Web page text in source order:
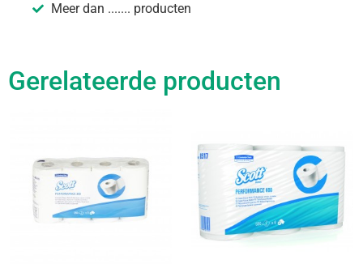
Meer dan ....... producten
Gerelateerde producten